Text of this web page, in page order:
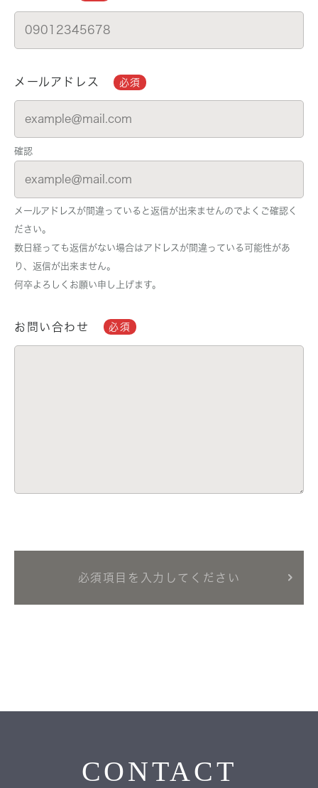
メールアドレス 必須
確認
メールアドレスが間違っていると返信が出来ませんのでよくご確認く
ださい。
数日経っても返信がない場合はアドレスが間違っている可能性があ
り、返信が出来ません。
何卒よろしくお願い申し上げます。
お問い合わせ 必須
CONTACT